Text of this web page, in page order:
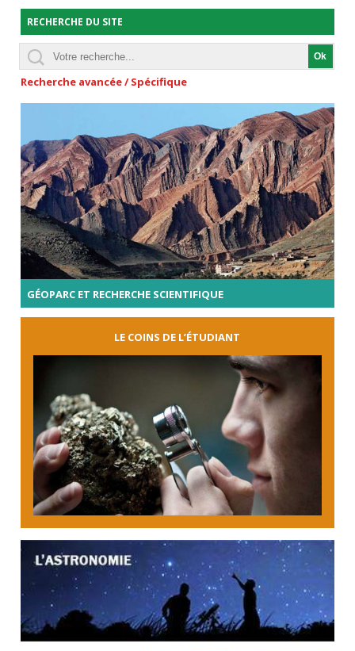
RECHERCHE DU SITE
Recherche avancée / Spécifique
GÉOPARC ET RECHERCHE SCIENTIFIQUE
LE COINS DE L’ÉTUDIANT